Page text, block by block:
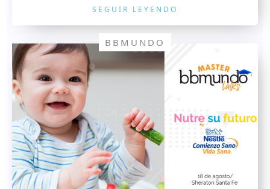
SEGUIR LEYENDO
BBMUNDO